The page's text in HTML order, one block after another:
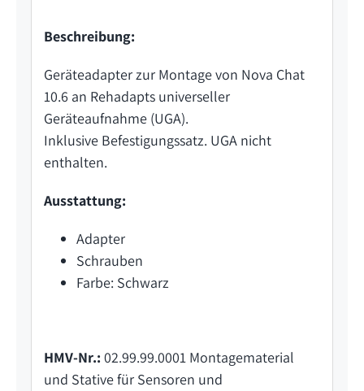
Beschreibung:
Geräteadapter zur Montage von Nova Chat
10.6 an Rehadapts universeller
Geräteaufnahme (UGA).
Inklusive Befestigungssatz. UGA nicht
enthalten.
Ausstattung:
Adapter
Schrauben
Farbe: Schwarz
HMV-Nr.: 02.99.99.0001 Montagematerial
und Stative für Sensoren und